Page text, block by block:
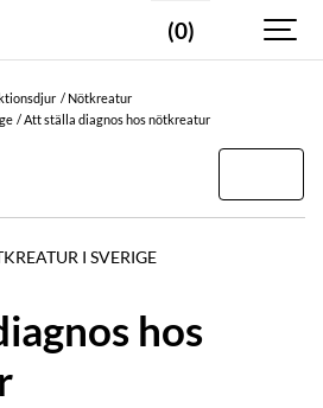
(0)
Nötkreatur
Att ställa diagnos hos nötkreatur
I SVERIGE
hos